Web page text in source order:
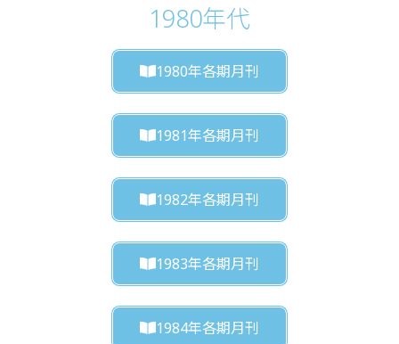
1980年代
1980年各期月刊
1981年各期月刊
1982年各期月刊
1983年各期月刊
1984年各期月刊